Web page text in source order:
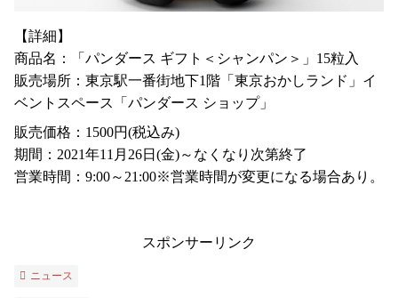
【詳細】
商品名：「パンダース ギフト＜シャンパン＞」15粒入
販売場所：東京駅一番街地下1階「東京おかしランド」イ
ベントスペース「パンダース ショップ」
販売価格：1500円(税込み)
期間：2021年11月26日(金)～なくなり次第終了
営業時間：9:00～21:00※営業時間が変更になる場合あり。
スポンサーリンク
ニュース